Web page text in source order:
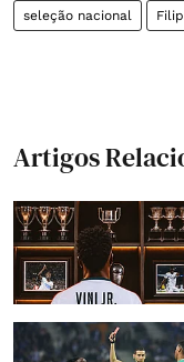
seleção nacional
Artigos